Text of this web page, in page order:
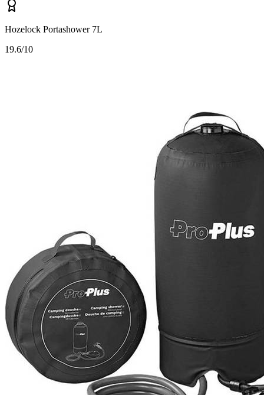
Hozelock Portashower 7L
19.6/10